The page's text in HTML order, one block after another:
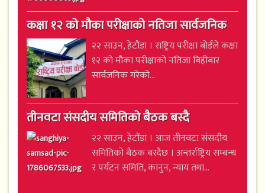
कक्षा १२ को मौका परीक्षाको नतिजा सार्वजनिक
२२ साउन, हेटौंडा । राष्ट्रिय परीक्षा बोर्डले कक्षा
१२ को मौका परीक्षाको नतिजा बिहीबार
सार्वजनिक गरेको...
तीनवटा संसदीय समितिको बैठक बस्दै
२२ साउन, हेटौंडा । आज तीनवटा संसदीय
समितिको बैठक बस्दैछ । अन्तर्राष्ट्रिय सम्बन्ध
र पर्यटन समिति, कानुन, न्याय तथा...